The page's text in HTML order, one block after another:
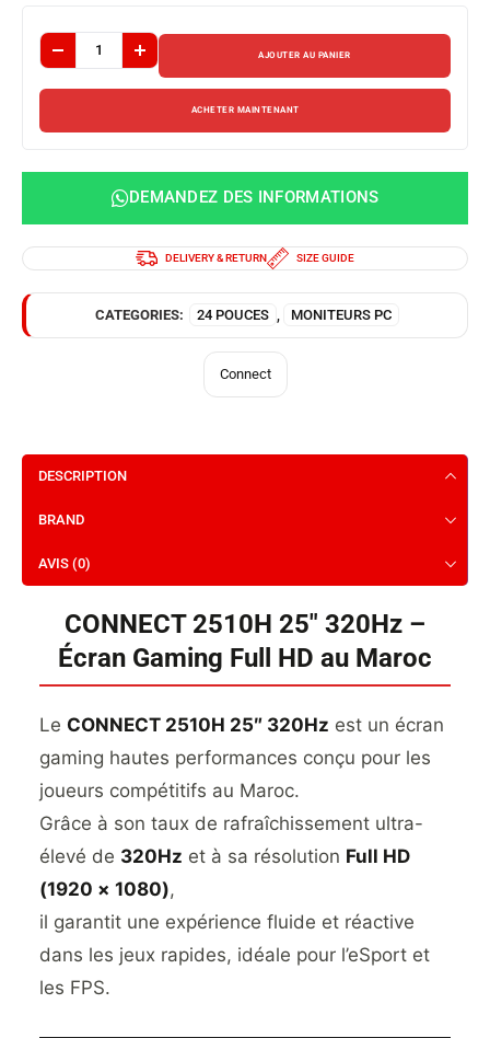
AJOUTER AU PANIER
ACHETER MAINTENANT
DEMANDEZ DES INFORMATIONS
DELIVERY & RETURN SIZE GUIDE
CATEGORIES: 24 POUCES MONITEURS PC
Connect
DESCRIPTION
BRAND
AVIS (0)
CONNECT 2510H 25″ 320Hz –
Écran Gaming Full HD au Maroc
Le CONNECT 2510H 25″ 320Hz est un écran
gaming hautes performances conçu pour les
joueurs compétitifs au Maroc.
Grâce à son taux de rafraîchissement ultra-
élevé de 320Hz et à sa résolution Full HD
(1920 × 1080),
il garantit une expérience fluide et réactive
dans les jeux rapides, idéale pour l’eSport et
les FPS.